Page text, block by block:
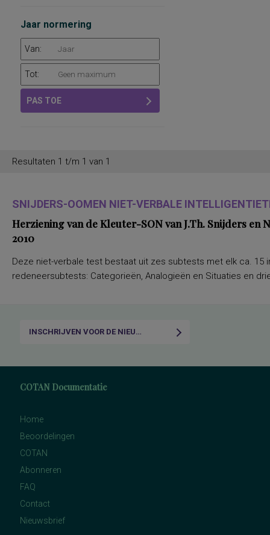
Jaar normering
Van:
Tot:
PAS TOE
Resultaten 1 t/m 1 van 1
SNIJDERS-OOMEN NIET-VERBALE
Herziening van de Kleuter-SON van J.Th. Snijders en
2010
Deze niet-verbale test bestaat uit zes subtests met elk ca. 15
redeneersubtests: Categorieën, Analogieën en Situaties en
INSCHRIJVEN VOOR DE NIEUWSBRIEF
COTAN Documentatie
Home
Beoordelingen
COTAN
Abonneren
FAQ
Contact
Nieuwsbrief